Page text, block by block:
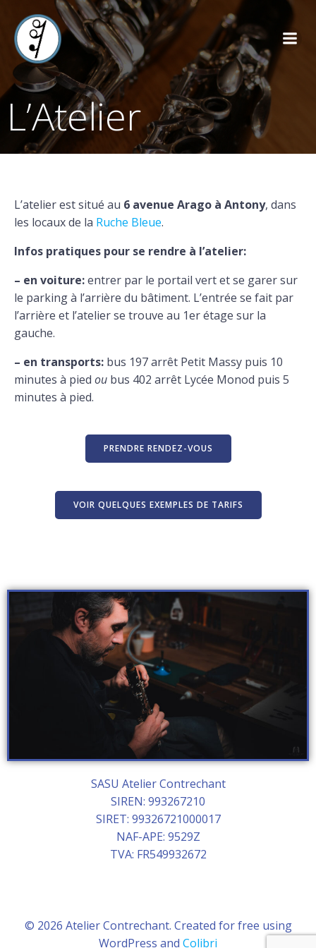
L’Atelier
L’atelier est situé au 6 avenue Arago à Antony, dans
les locaux de la Ruche Bleue.
Infos pratiques pour se rendre à l’atelier:
– en voiture:entrer par le portail vert et se garer sur
le parking à l’arrière du bâtiment. L’entrée se fait par
l’arrière et l’atelier se trouve au 1er étage sur la
gauche.
– en transports: bus 197 arrêt Petit Massy puis 10
minutes à pied ou bus 402 arrêt Lycée Monod puis 5
minutes à pied.
PRENDRE RENDEZ-VOUS
VOIR QUELQUES EXEMPLES DE TARIFS
SASU Atelier Contrechant
SIREN: 993267210
SIRET: 99326721000017
NAF-APE: 9529Z
TVA: FR549932672
© 2026 Atelier Contrechant. Created for free using
WordPress and Colibri